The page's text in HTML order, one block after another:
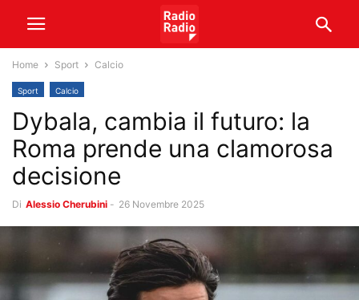
Home Sport Calcio
Sport Calcio
Dybala, cambia il futuro: la
Roma prende una clamorosa
decisione
Di Alessio Cherubini - 26 Novembre 2025